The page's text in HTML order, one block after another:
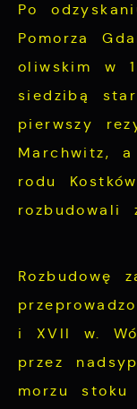
Po
Pomorza
oliwskim w
siedzibą
pierwszy
Marchwitz,
rodu
rozbudowali
Rozbudowę
i XVII w.
przez
morzu stoku